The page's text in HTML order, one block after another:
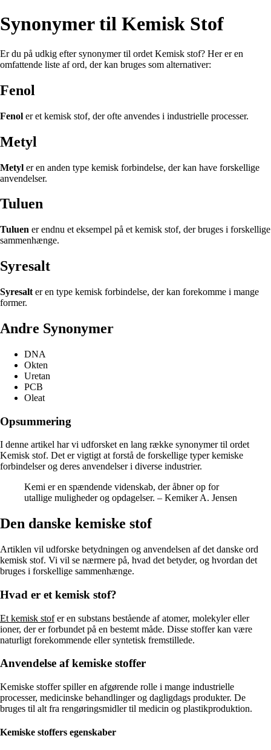
Synonymer til Kemisk Stof
Er du på udkig efter synonymer til ordet Kemisk stof? Her er en
omfattende liste af ord, der kan bruges som alternativer:
Fenol
Fenol er et kemisk stof, der ofte anvendes i industrielle processer.
Metyl
Metyl er en anden type kemisk forbindelse, der kan have forskellige
anvendelser.
Tuluen
Tuluen er endnu et eksempel på et kemisk stof, der bruges i forskellige
sammenhænge.
Syresalt
Syresalt er en type kemisk forbindelse, der kan forekomme i mange
former.
Andre Synonymer
DNA
Okten
Uretan
PCB
Oleat
Opsummering
I denne artikel har vi udforsket en lang række synonymer til ordet
Kemisk stof. Det er vigtigt at forstå de forskellige typer kemiske
forbindelser og deres anvendelser i diverse industrier.
Kemi er en spændende videnskab, der åbner op for
utallige muligheder og opdagelser. – Kemiker A. Jensen
Den danske kemiske stof
Artiklen vil udforske betydningen og anvendelsen af det danske ord
kemisk stof. Vi vil se nærmere på, hvad det betyder, og hvordan det
bruges i forskellige sammenhænge.
Hvad er et kemisk stof?
Et kemisk stofer en substans bestående af atomer, molekyler eller
ioner, der er forbundet på en bestemt måde. Disse stoffer kan være
naturligt forekommende eller syntetisk fremstillede.
Anvendelse af kemiske stoffer
Kemiske stoffer spiller en afgørende rolle i mange industrielle
processer, medicinske behandlinger og dagligdags produkter. De
bruges til alt fra rengøringsmidler til medicin og plastikproduktion.
Kemiske stoffers egenskaber